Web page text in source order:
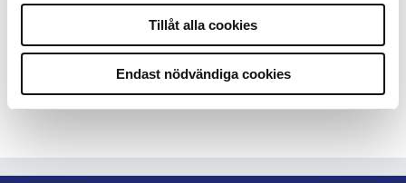
Tillåt alla cookies
Endast nödvändiga cookies
15 juni 2026
Mats Johansson:Poliser behövs inte bara
ute